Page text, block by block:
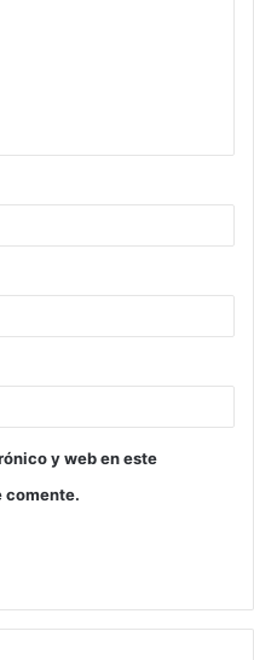
y web en este
comente.